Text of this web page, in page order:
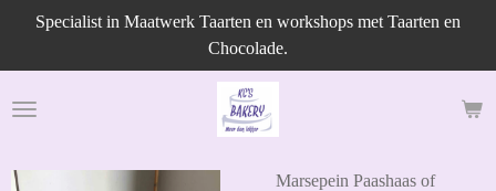
naar
de
Specialist in Maatwerk Taarten en workshops met Taarten en
Chocolade.
Marsepein Paashaas of